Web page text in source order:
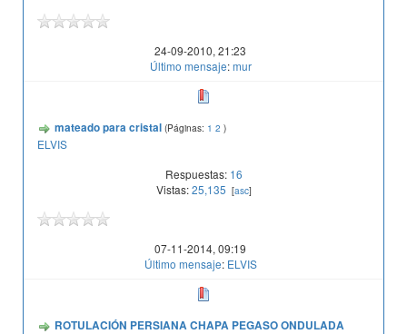
24-09-2010, 21:23
Último mensaje:mur
mateado para cristal (Páginas: 1 2 )
ELVIS
Respuestas: 16
Vistas:25,135 [asc]
07-11-2014, 09:19
Último mensaje: ELVIS
ROTULACIÓN PERSIANA CHAPA PEGASO ONDULADA